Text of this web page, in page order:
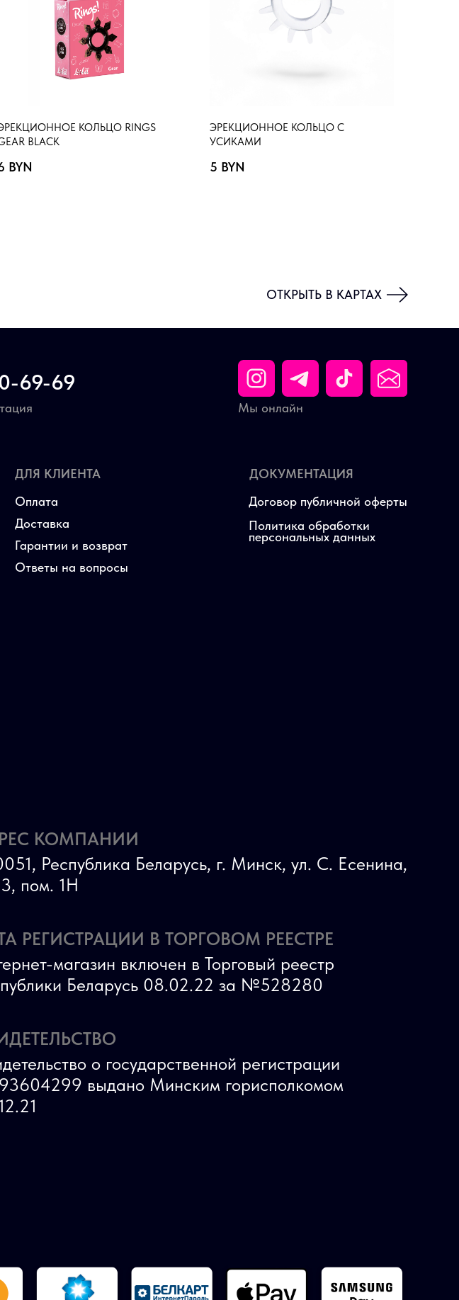
КОЛЬЦО RINGS
BLACK
BYN
ЭРЕКЦИОННОЕ КОЛЬЦО С
УСИКАМИ
5 BYN
ОТКРЫТЬ В КАРТАХ
Договор публичной оферты
Политика обработки
персональных данных
ДОКУМЕНТАЦИЯ
Мы онлайн
69-69
Оплата
Гарантии и возврат
Ответы на вопросы
ДЛЯ КЛИЕНТА
Доставка
о государственной регистрации
выдано Минским горисполкомом
РЕГИСТРАЦИИ В ТОРГОВОМ РЕЕСТРЕ
магазин включен в Торговый реестр
Беларусь 08.02.22 за №528280
КОМПАНИИ
Республика Беларусь, г. Минск, ул. С. Есенина,
пом. 1Н